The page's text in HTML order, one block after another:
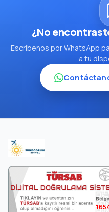
¿No
Escríbenos por WhatsApp
a tu